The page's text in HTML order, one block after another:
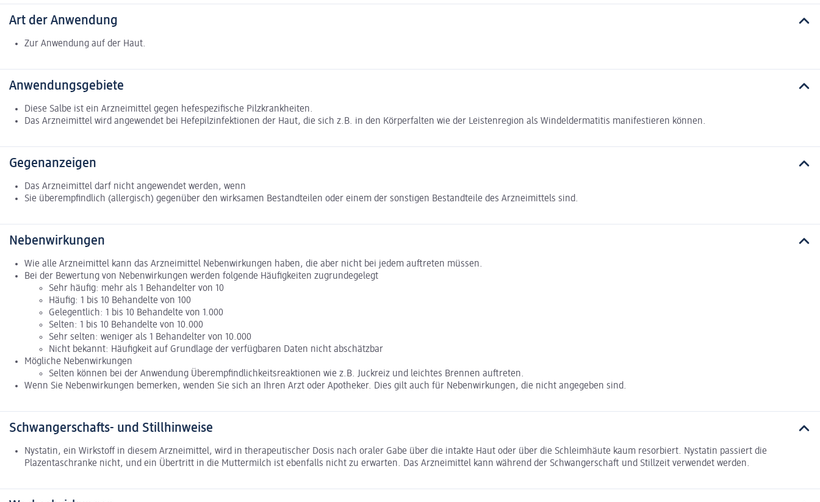
Art der Anwendung
Zur Anwendung auf der Haut.
Anwendungsgebiete
Diese Salbe ist ein Arzneimittel gegen hefespezifische Pilzkrankheiten.
Das Arzneimittel wird angewendet bei Hefepilzinfektionen der Haut, die sich z.B. in den Körperfalten wie der Leistenregion als Windeldermatitis manifestieren können.
Gegenanzeigen
Das Arzneimittel darf nicht angewendet werden, wenn
Sie überempfindlich (allergisch) gegenüber den wirksamen Bestandteilen oder einem der sonstigen Bestandteile des Arzneimittels sind.
Nebenwirkungen
Wie alle Arzneimittel kann das Arzneimittel Nebenwirkungen haben, die aber nicht bei jedem auftreten müssen.
Bei der Bewertung von Nebenwirkungen werden folgende Häufigkeiten zugrundegelegt
Sehr häufig: mehr als 1 Behandelter von 10
Häufig: 1 bis 10 Behandelte von 100
Gelegentlich: 1 bis 10 Behandelte von 1.000
Selten: 1 bis 10 Behandelte von 10.000
Sehr selten: weniger als 1 Behandelter von 10.000
Nicht bekannt: Häufigkeit auf Grundlage der verfügbaren Daten nicht abschätzbar
Mögliche Nebenwirkungen
Selten können bei der Anwendung Überempfindlichkeitsreaktionen wie z.B. Juckreiz und leichtes Brennen auftreten.
Wenn Sie Nebenwirkungen bemerken, wenden Sie sich an Ihren Arzt oder Apotheker. Dies gilt auch für Nebenwirkungen, die nicht angegeben sind.
Schwangerschafts- und Stillhinweise
Nystatin, ein Wirkstoff in diesem Arzneimittel, wird in therapeutischer Dosis nach oraler Gabe über die intakte Haut oder über die Schleimhäute kaum resorbiert. Nystatin passiert die
Plazentaschranke nicht, und ein Übertritt in die Muttermilch ist ebenfalls nicht zu erwarten. Das Arzneimittel kann während der Schwangerschaft und Stillzeit verwendet werden.